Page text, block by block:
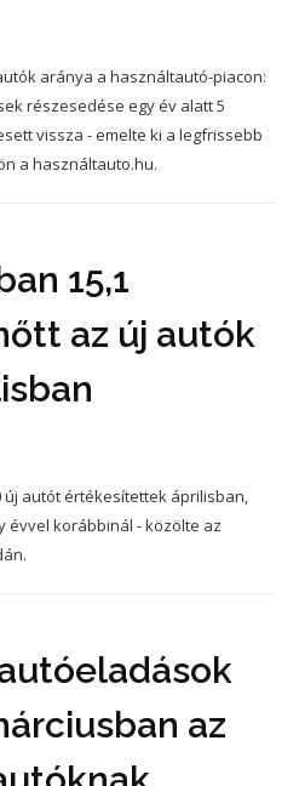
aránya a használtautó-piacon:
részesedése egy év alatt 5
vissza - emelte ki a legfrissebb
a használtauto.hu.
15,1
az új autók
új autót értékesítettek áprilisban,
évvel korábbinál - közölte az
az